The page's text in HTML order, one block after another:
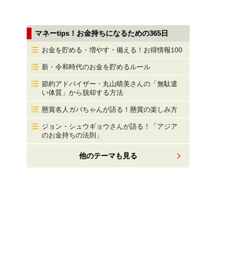
マネーtips！お金持ちになるための365日
お金を貯める・増やす・備える！お得情報100
新・令和時代のお金を貯めるルール
節約アドバイザー・丸山晴美さんの「無駄遣
い体質」から脱却する方法
懸賞名人ガバちゃんが語る！懸賞の楽しみ方
ジョン・シュウギョウさんが語る！「アジア
のお金持ちの法則」
他のテーマも見る